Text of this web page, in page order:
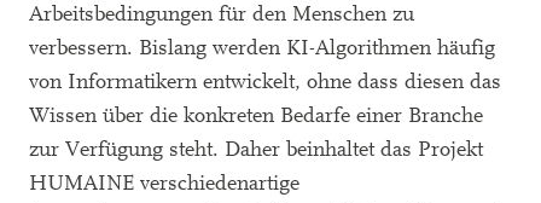
Arbeitsbedingungen für den Menschen zu
verbessern. Bislang werden KI-Algorithmen häufig
von Informatikern entwickelt, ohne dass diesen das
Wissen über die konkreten Bedarfe einer Branche
zur Verfügung steht. Daher beinhaltet das Projekt
HUMAINE verschiedenartige